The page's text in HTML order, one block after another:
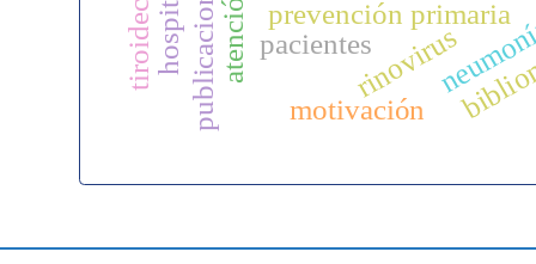
prevención primaria
rinovirus
publicaciones pacientes
motivación